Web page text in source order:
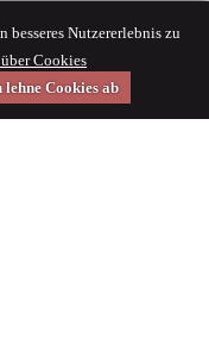
besseres Nutzererlebnis zu
Cookies
lehne Cookies ab